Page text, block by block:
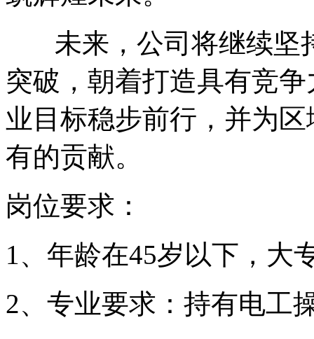
未来，公司将继续坚
突破，朝着打造具有竞
业目标稳步前行，并为
有的贡献。
岗位要求：
1、年龄在45岁以下，大
2、专业要求：持有电工